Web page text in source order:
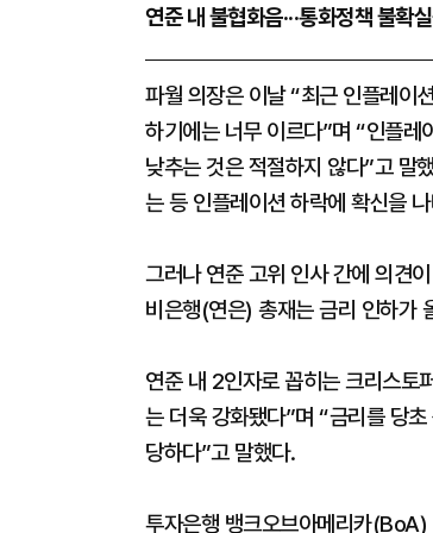
연준 내 불협화음···통화정책 불확
파월 의장은 이날 “최근 인플레이
하기에는 너무 이르다”며 “인플
낮추는 것은 적절하지 않다”고 말
는 등 인플레이션 하락에 확신을
그러나 연준 고위 인사 간에 의견
비은행(연은) 총재는 금리 인하가
연준 내 2인자로 꼽히는 크리스토
는 더욱 강화됐다”며 “금리를 당
당하다”고 말했다.
투자은행 뱅크오브아메리카